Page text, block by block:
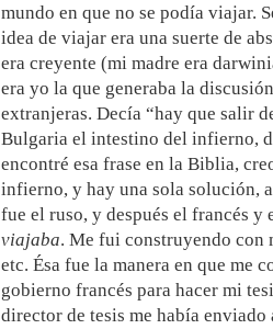
mundo en que no se podía viajar.
idea de viajar era una suerte de
era creyente (mi madre era
era yo la que generaba la
extranjeras. Decía “hay que salir
Bulgaria el intestino del infierno,
encontré esa frase en la Biblia,
infierno, y hay una sola solución,
fue el ruso, y después el francés y
viajaba. Me fui construyendo con
etc. Ésa fue la manera en que me
gobierno francés para hacer mi
director de tesis me había enviado